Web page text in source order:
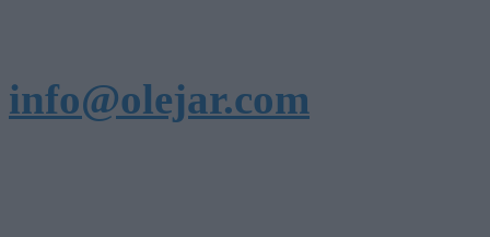
info@olejar.com